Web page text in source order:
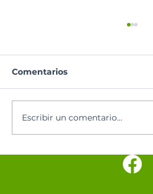
Comentarios
Escribir un comentario...